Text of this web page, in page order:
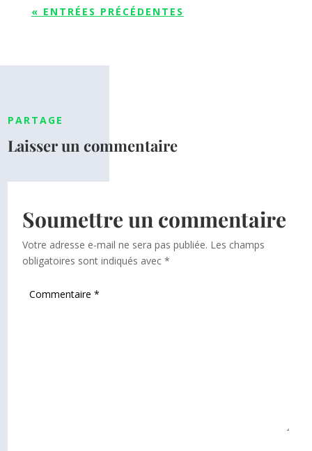
« ENTRÉES PRÉCÉDENTES
PARTAGE
Laisser un commentaire
Soumettre un commentaire
Votre adresse e-mail ne sera pas publiée. Les champs
obligatoires sont indiqués avec*